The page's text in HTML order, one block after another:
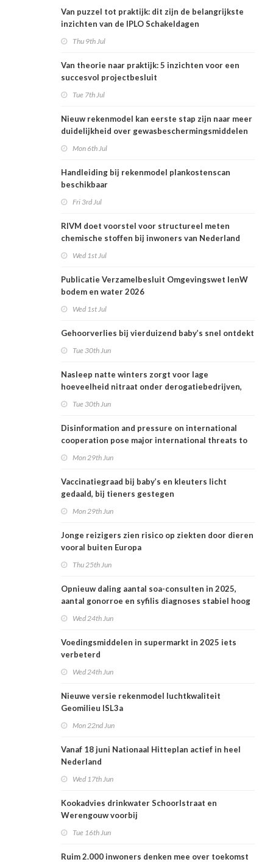
Van puzzel tot praktijk: dit zijn de belangrijkste
inzichten van de IPLO Schakeldagen
Thu 9th Jul
Van theorie naar praktijk: 5 inzichten voor een
succesvol projectbesluit
Tue 7th Jul
Nieuw rekenmodel kan eerste stap zijn naar meer
duidelijkheid over gewasbeschermingsmiddelen
Mon 6th Jul
Handleiding bij rekenmodel plankostenscan
beschikbaar
Fri 3rd Jul
RIVM doet voorstel voor structureel meten
chemische stoffen bij inwoners van Nederland
Wed 1st Jul
Publicatie Verzamelbesluit Omgevingswet IenW
bodem en water 2026
Wed 1st Jul
Gehoorverlies bij vierduizend baby’s snel ontdekt
Tue 30th Jun
Nasleep natte winters zorgt voor lage
hoeveelheid nitraat onder derogatiebedrijven,
Tue 30th Jun
Disinformation and pressure on international
cooperation pose major international threats to
Mon 29th Jun
Vaccinatiegraad bij baby’s en kleuters licht
gedaald, bij tieners gestegen
Mon 29th Jun
Jonge reizigers zien risico op ziekten door dieren
vooral buiten Europa
Thu 25th Jun
Opnieuw daling aantal soa-consulten in 2025,
aantal gonorroe en syfilis diagnoses stabiel hoog
Wed 24th Jun
Voedingsmiddelen in supermarkt in 2025 iets
verbeterd
Wed 24th Jun
Nieuwe versie rekenmodel luchtkwaliteit
Geomilieu ISL3a
Mon 22nd Jun
Vanaf 18 juni Nationaal Hitteplan actief in heel
Nederland
Wed 17th Jun
Kookadvies drinkwater Schoorlstraat en
Werengouw voorbij
Tue 16th Jun
Ruim 2.000 inwoners denken mee over toekomst